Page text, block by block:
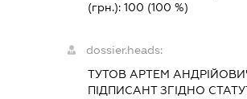
(грн.):100 (100 %)
dossier.heads:
ТУТОВ АРТЕМ
ПІДПИСАНТЗГІДНО